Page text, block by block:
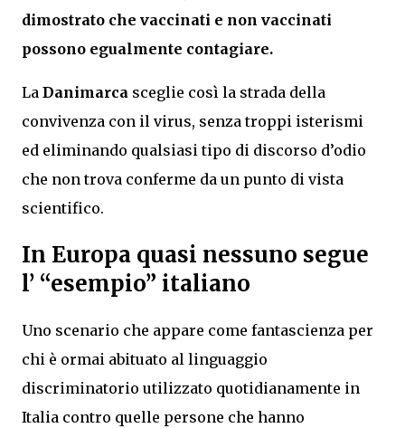
dimostrato che vaccinati e non vaccinati
possono egualmente contagiare.
La Danimarca sceglie così la strada della
convivenza con il virus, senza troppi isterismi
ed eliminando qualsiasi tipo di discorso d’odio
che non trova conferme da un punto di vista
scientifico.
In Europa quasi nessuno segue
l’ “esempio” italiano
Uno scenario che appare come fantascienza per
chi è ormai abituato al linguaggio
discriminatorio utilizzato quotidianamente in
Italia contro quelle persone che hanno